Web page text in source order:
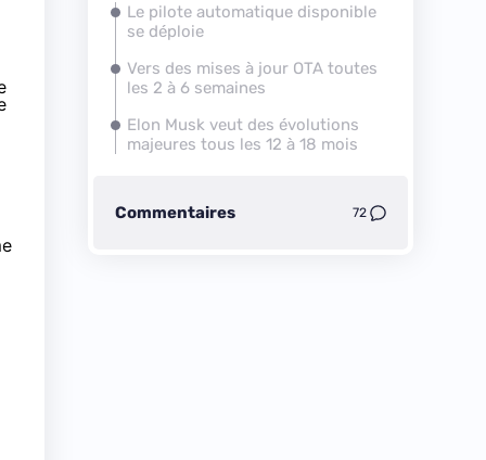
Le pilote automatique disponible
se déploie
Vers des mises à jour OTA toutes
les 2 à 6 semaines
Elon Musk veut des évolutions
majeures tous les 12 à 18 mois
Commentaires 72